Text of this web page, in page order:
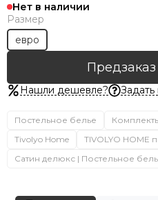
Нет в наличии
Размер
евро
Предзаказ
Нашли дешевле?
Постельное белье
Tivolyo Home
TIVOLYO HOME
Сатин делюкс | Постельное